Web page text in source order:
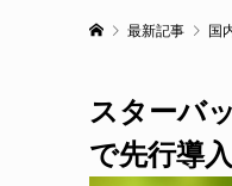
最新記事 国
スターバ
で先行導入